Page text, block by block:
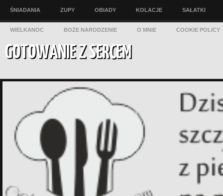
ŚNIADANIA ZUPY OBIADY KOLACJE SAŁATKI
WIELKANOC BOŻE NARODZENIE O MNIE COOKIE POLICY
GOTOWANIE Z SERCEM